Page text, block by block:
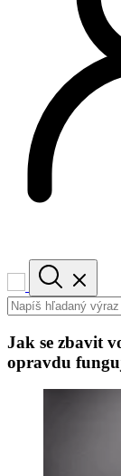
Jak se zbavit
opravdu